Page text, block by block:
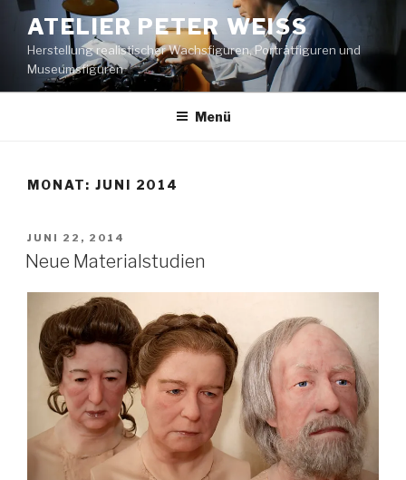
Zum
Inhalt
springen
ATELIER PETER WEISS
Herstellung realistischer Wachsfiguren, Porträtfiguren und
Museumsfiguren
Menü
MONAT: JUNI 2014
VERÖFFENTLICHT
AM
JUNI 22, 2014
Neue Materialstudien